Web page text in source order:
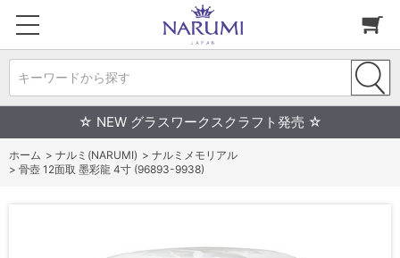
キーワードから探す
☆ NEW グラスワークスクラフト発売 ☆
ホーム > ナルミ(NARUMI) > ナルミメモリアル
> 骨壺 12面取 墨彩龍 4寸 (96893-9938)